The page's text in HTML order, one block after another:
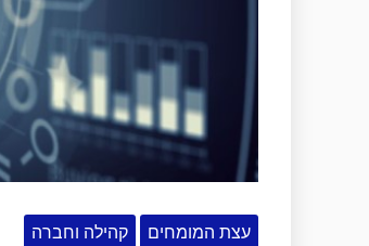
עצת המומחים קהילה וחברה